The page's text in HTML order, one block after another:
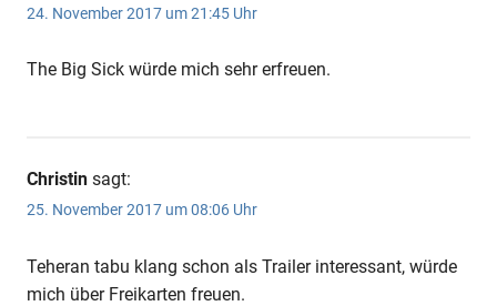
24. November 2017 um 21:45 Uhr
The Big Sick würde mich sehr erfreuen.
Christin sagt:
25. November 2017 um 08:06 Uhr
Teheran tabu klang schon als Trailer interessant, würde
mich über Freikarten freuen.